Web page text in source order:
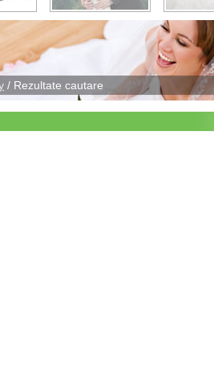
/ Rezultate cautare